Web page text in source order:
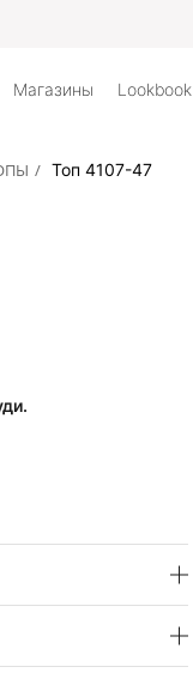
Магазины Lookbook
/ Топ 4107-47